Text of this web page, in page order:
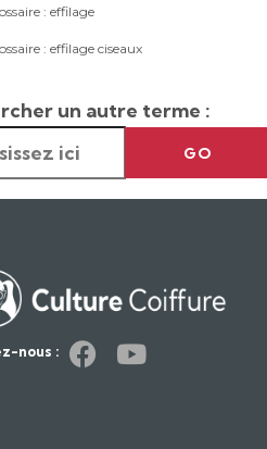
: effilage
: effilage ciseaux
un autre terme :
GO
nous :